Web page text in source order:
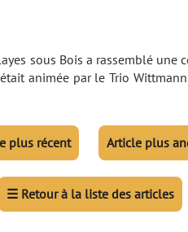
sous Bois a rassemblé
animée par le Trio
plus récent Article plus
☰ Retour à la liste des articles